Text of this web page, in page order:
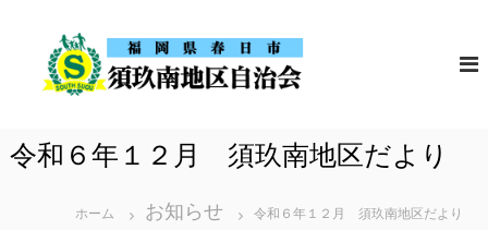
へ
区
自
会
の
須
南
令和６年１２月 須玖南地区だより
ホーム お知らせ 令和６年１２月 須玖南地区だより